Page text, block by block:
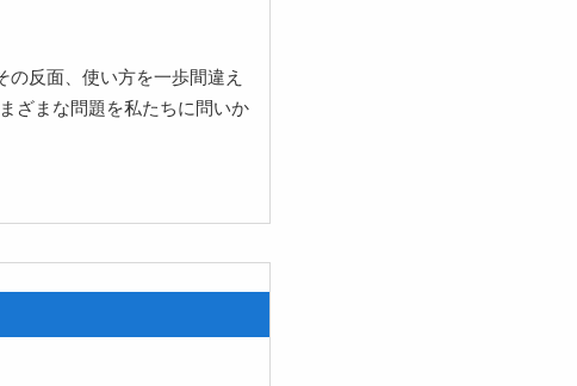
の反面、使い方を一歩間違え
ざまな問題を私たちに問いか